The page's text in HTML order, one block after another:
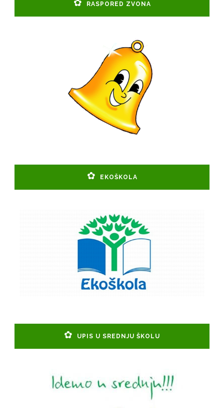
RASPORED ZVONA
EKOŠKOLA
UPIS U SREDNJU ŠKOLU